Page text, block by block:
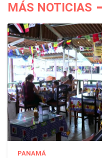
MÁS NOTICIAS
PANAMÁ